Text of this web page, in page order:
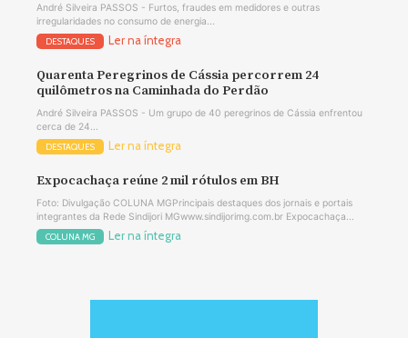
André Silveira PASSOS - Furtos, fraudes em medidores e outras
irregularidades no consumo de energia...
DESTAQUES Ler na íntegra
Quarenta Peregrinos de Cássia percorrem 24
quilômetros na Caminhada do Perdão
André Silveira PASSOS - Um grupo de 40 peregrinos de Cássia enfrentou
cerca de 24...
DESTAQUES Ler na íntegra
Expocachaça reúne 2 mil rótulos em BH
Foto: Divulgação COLUNA MGPrincipais destaques dos jornais e portais
integrantes da Rede Sindijori MGwww.sindijorimg.com.br Expocachaça...
COLUNA MG Ler na íntegra